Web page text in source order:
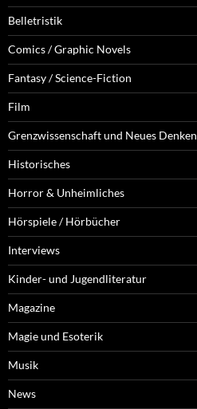
Belletristik
Comics / Graphic Novels
Fantasy / Science-Fiction
Film
Grenzwissenschaft und Neues Denken
Historisches
Horror & Unheimliches
Hörspiele / Hörbücher
Interviews
Kinder- und Jugendliteratur
Magazine
Magie und Esoterik
Musik
News